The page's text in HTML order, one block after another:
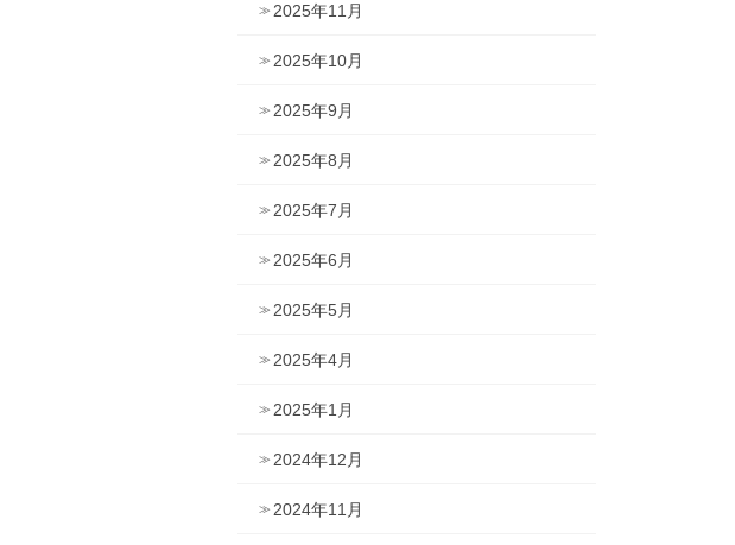
2025年11月
2025年10月
2025年9月
2025年8月
2025年7月
2025年6月
2025年5月
2025年4月
2025年1月
2024年12月
2024年11月